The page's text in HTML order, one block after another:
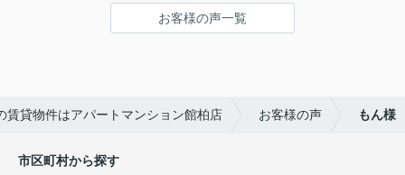
引越し業者のご紹介やインターネット回線のご相
談、その他入居中のお困りごとなどございました
アパートマンション館では、お部屋のご紹介だけ
でなく、入居後のアフターフォローもさせて頂いて
引越し業者のご紹介やインターネット回線のご相
お客様の声一覧
賃貸物件はアパートマンション館柏店 お客様の声 もん様
市区町村から探す